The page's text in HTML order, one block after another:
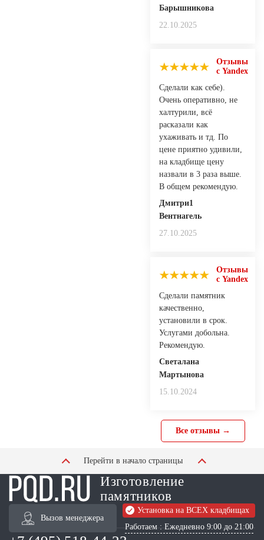
Барышникова
22.10.2025
Отзывы
с Yandex
Сделали как себе).
Очень оперативно, не
халтурили, всё
расказали как
ухаживать и тд. По
цене приятно удивили,
на кладбище цену
назвали в 3 раза выше.
В общем рекомендую.
Дмитри1
Вентнагель
27.10.2025
Отзывы
с Yandex
Сделали памятник
качественно,
установили в срок.
Услугами добольна.
Рекомендую.
Светалана
Мартынова
15.10.2024
Все отзывы →
Перейти в начало страницы
Изготовление
памятников
Вызов менеджера
Установка на ВСЕХ кладбищах
Работаем : Ежедневно 9:00 до 21:00